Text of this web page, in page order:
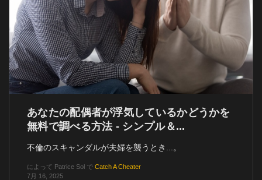
あなたの配偶者が浮気しているかどうかを
無料で調べる方法 - シンプル＆...
不倫のスキャンダルが夫婦を襲うとき...。
によって Patrice Sol で Catch A Cheater
7月 16, 2025